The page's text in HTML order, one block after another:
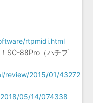
rtpmidi.html
SC-88Pro（ハチプ
review/2015/01/43272
05/14/074338